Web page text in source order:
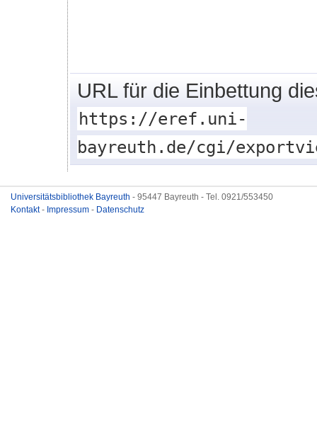
URL für die Einbettung
https://eref.uni-
bayreuth.de/cgi/
Universitätsbibliothek Bayreuth - 95447 Bayreuth - Tel. 0921/553450
Kontakt- Impressum - Datenschutz